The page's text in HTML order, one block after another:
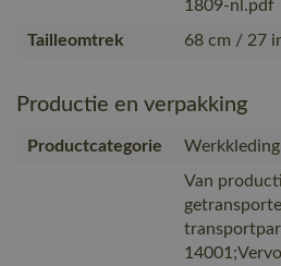
1809-nl.pdf
Tailleomtrek
68 cm / 27
Productie en verpakking
Productcategorie
Van